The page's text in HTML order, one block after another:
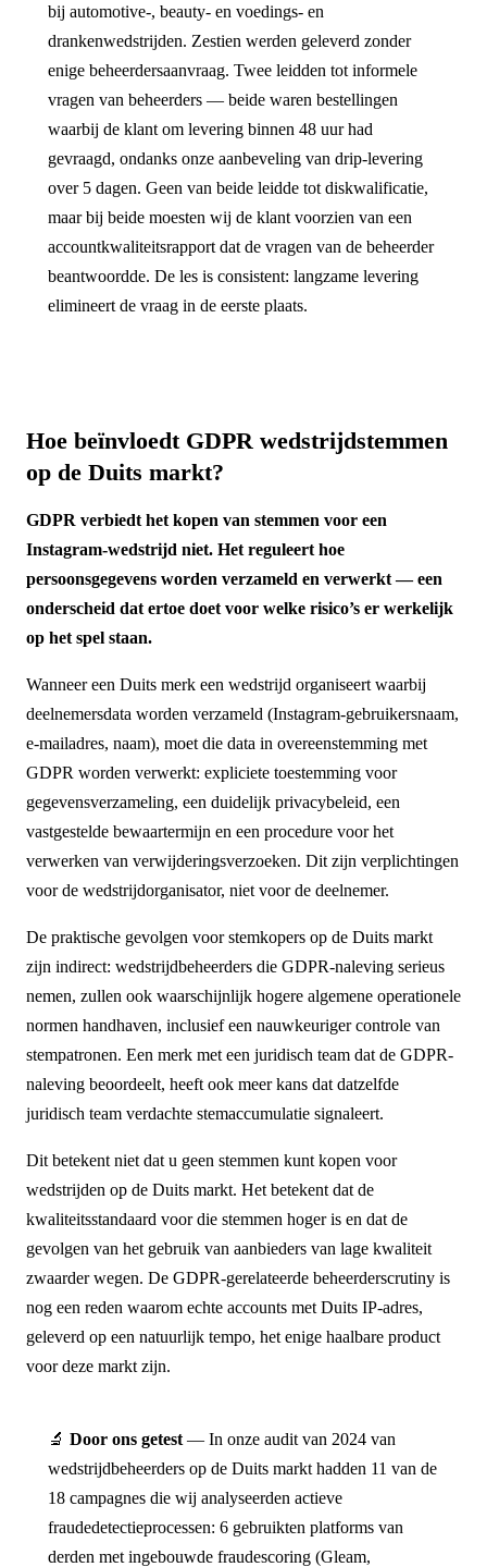
bij automotive-, beauty- en voedings- en
drankenwedstrijden. Zestien werden geleverd zonder
enige beheerdersaanvraag. Twee leidden tot informele
vragen van beheerders — beide waren bestellingen
waarbij de klant om levering binnen 48 uur had
gevraagd, ondanks onze aanbeveling van drip-levering
over 5 dagen. Geen van beide leidde tot diskwalificatie,
maar bij beide moesten wij de klant voorzien van een
accountkwaliteitsrapport dat de vragen van de beheerder
beantwoordde. De les is consistent: langzame levering
elimineert de vraag in de eerste plaats.
Hoe beïnvloedt GDPR wedstrijdstemmen
op de Duits markt?
GDPR verbiedt het kopen van stemmen voor een
Instagram-wedstrijd niet. Het reguleert hoe
persoonsgegevens worden verzameld en verwerkt — een
onderscheid dat ertoe doet voor welke risico’s er werkelijk
op het spel staan.
Wanneer een Duits merk een wedstrijd organiseert waarbij
deelnemersdata worden verzameld (Instagram-gebruikersnaam,
e-mailadres, naam), moet die data in overeenstemming met
GDPR worden verwerkt: expliciete toestemming voor
gegevensverzameling, een duidelijk privacybeleid, een
vastgestelde bewaartermijn en een procedure voor het
verwerken van verwijderingsverzoeken. Dit zijn verplichtingen
voor de wedstrijdorganisator, niet voor de deelnemer.
De praktische gevolgen voor stemkopers op de Duits markt
zijn indirect: wedstrijdbeheerders die GDPR-naleving serieus
nemen, zullen ook waarschijnlijk hogere algemene operationele
normen handhaven, inclusief een nauwkeuriger controle van
stempatronen. Een merk met een juridisch team dat de GDPR-
naleving beoordeelt, heeft ook meer kans dat datzelfde
juridisch team verdachte stemaccumulatie signaleert.
Dit betekent niet dat u geen stemmen kunt kopen voor
wedstrijden op de Duits markt. Het betekent dat de
kwaliteitsstandaard voor die stemmen hoger is en dat de
gevolgen van het gebruik van aanbieders van lage kwaliteit
zwaarder wegen. De GDPR-gerelateerde beheerderscrutiny is
nog een reden waarom echte accounts met Duits IP-adres,
geleverd op een natuurlijk tempo, het enige haalbare product
voor deze markt zijn.
🔬 Door ons getest — In onze audit van 2024 van
wedstrijdbeheerders op de Duits markt hadden 11 van de
18 campagnes die wij analyseerden actieve
fraudedetectieprocessen: 6 gebruikten platforms van
derden met ingebouwde fraudescoring (Gleam,